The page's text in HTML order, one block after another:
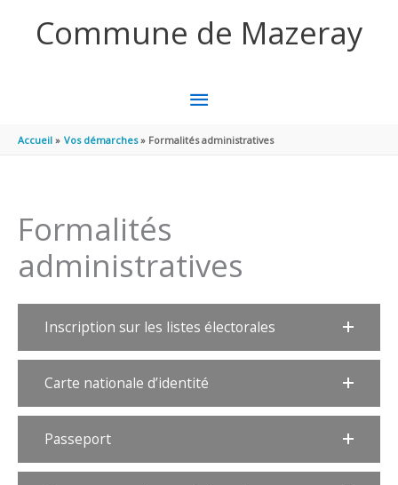
Commune de Mazeray
MENU
PRINCIPAL
Accueil Vos démarches Formalités administratives
Formalités
administratives
Inscription sur les listes électorales
Carte nationale d’identité
Passeport